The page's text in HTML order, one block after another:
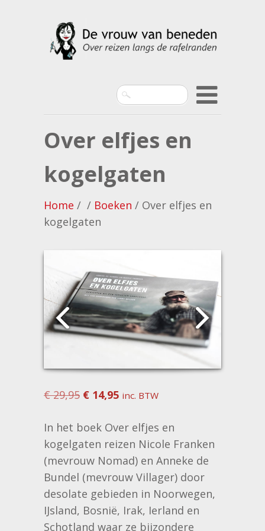
Search
Over elfjes en
kogelgaten
Home / / Boeken / Over elfjes en
kogelgaten
€29,95 Oorspronkelijke
was:
€ 29,95.
€ 14,95Huidige
is:
€ 14,95.
inc. BTW
In het boek Over elfjes en
kogelgaten reizen Nicole Franken
(mevrouw Nomad) en Anneke de
Bundel (mevrouw Villager) door
desolate gebieden in Noorwegen,
IJsland, Bosnië, Irak, Ierland en
Schotland waar ze bijzondere